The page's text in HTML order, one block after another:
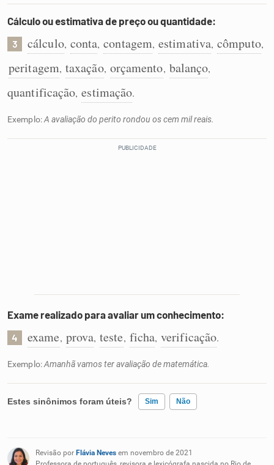
Cálculo ou estimativa de preço ou quantidade:
3 cálculo, conta, contagem, estimativa, cômputo,
peritagem, taxação, orçamento, balanço,
quantificação, estimação.
Exemplo:A avaliação do perito rondou os cem mil reais.
Exame realizado para avaliar um conhecimento:
4 exame, prova, teste, ficha, verificação.
Exemplo:Amanhã vamos ter avaliação de matemática.
Estes sinônimos foram úteis? Sim Não
Revisão por Flávia Neves em novembro de 2021